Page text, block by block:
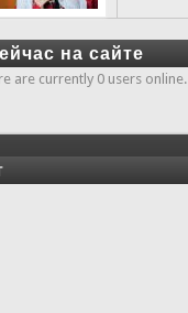
на сайте
are currently 0 users online.